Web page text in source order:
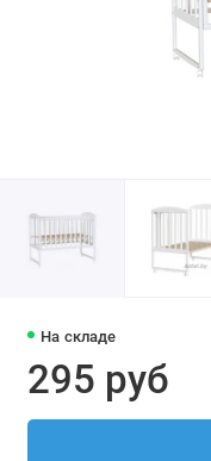
На складе
295 руб